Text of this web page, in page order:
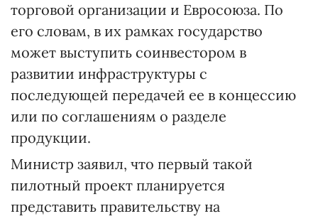
торговой организации и Евросоюза. По
его словам, в их рамках государство
может выступить соинвестором в
развитии инфраструктуры с
последующей передачей ее в концессию
или по соглашениям о разделе
продукции.
Министр заявил, что первый такой
пилотный проект планируется
представить правительству на